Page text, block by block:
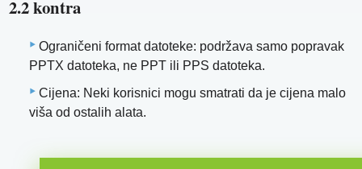
2.2 kontra
Ograničeni format datoteke: podržava samo popravak
PPTX datoteka, ne PPT ili PPS datoteka.
Cijena: Neki korisnici mogu smatrati da je cijena malo
viša od ostalih alata.